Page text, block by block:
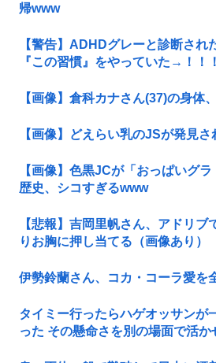
帰www
【警告】ADHDグレーと診断され
『この習慣』をやっていた→！！！
【画像】倉科カナさん(37)の身体
【画像】どえらい乳のJSが発見さ
【画像】色黒JCが「おっぱいグ
歴史、シコすぎるwww
【悲報】吉岡里帆さん、アドリブ
りお胸に押し当てる（画像あり）
伊勢鈴蘭さん、コカ・コーラ愛を
タイミー行ったらハゲオッサンが
った その懸命さを別の場面で活か